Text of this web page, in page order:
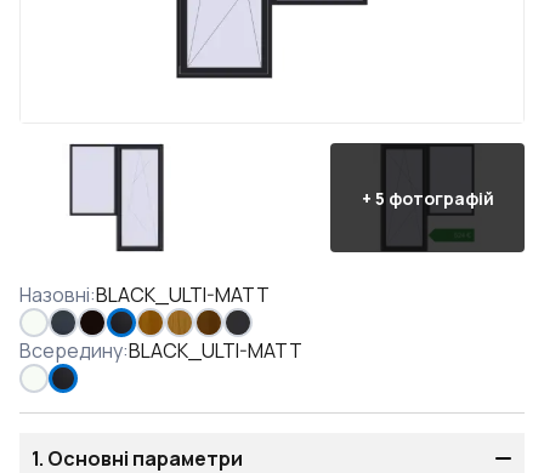
+ 5 фотографій
Назовні:BLACK_ULTI-MATT
Всередину:BLACK_ULTI-MATT
1. Основні параметри